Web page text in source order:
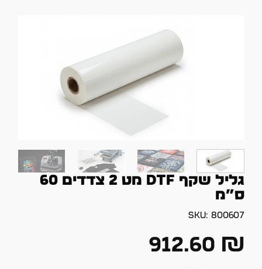
גליל שקף DTF מט 2 צדדים 60
ס”מ
SKU: 800607
912.60 ₪